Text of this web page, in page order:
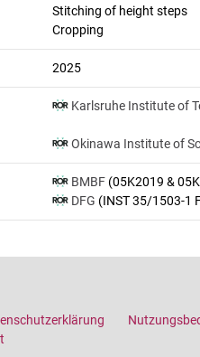
Stitching of height steps
Cropping
2025
Karlsruhe Institute of
Okinawa Institute of
BMBF (05K2019 &
DFG (INST 35/1503-1